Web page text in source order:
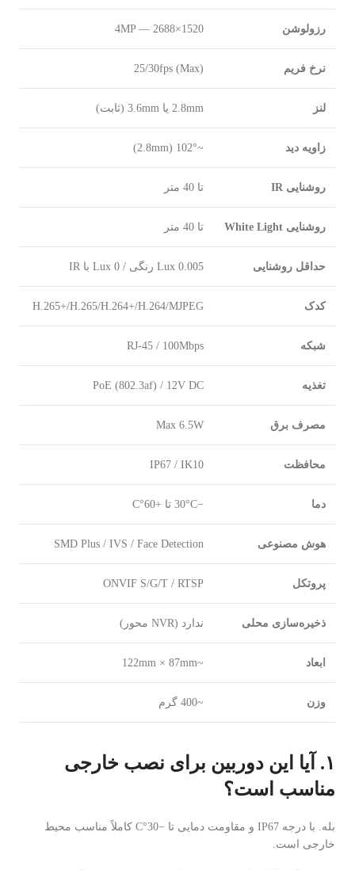
رزولوشن 4MP — 2688×1520
نرخ فریم 25/30fps (Max)
لنز 2.8mm یا 3.6mm (ثابت)
زاویه دید ~102° (2.8mm)
روشنایی IR تا 40 متر
روشنایی White Light تا 40 متر
حداقل روشنایی 0.005 Lux رنگی / 0 Lux با IR
کدک H.265+/H.265/H.264+/H.264/MJPEG
شبکه RJ-45 / 100Mbps
تغذیه PoE (802.3af) / 12V DC
مصرف برق Max 6.5W
محافظت IP67 / IK10
دما −30°C تا +60°C
هوش مصنوعی SMD Plus / IVS / Face Detection
پروتکل ONVIF S/G/T / RTSP
ذخیره‌سازی محلی ندارد (NVR محور)
ابعاد ~122mm × 87mm
وزن ~400 گرم
۱. آیا این دوربین برای نصب خارجی
مناسب است؟
بله. با درجه IP67 و مقاومت دمایی تا −30°C کاملاً مناسب محیط
خارجی است.